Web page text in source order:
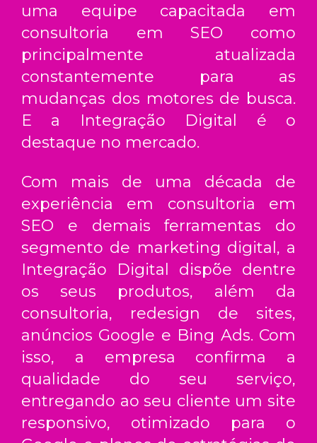
uma equipe capacitada em
consultoria em SEO como
principalmente atualizada
constantemente para as
mudanças dos motores de busca.
E a Integração Digital é o
destaque no mercado.
Com mais de uma década de
experiência em consultoria em
SEO e demais ferramentas do
segmento de marketing digital, a
Integração Digital dispõe dentre
os seus produtos, além da
consultoria, redesign de sites,
anúncios Google e Bing Ads. Com
isso, a empresa confirma a
qualidade do seu serviço,
entregando ao seu cliente um site
responsivo, otimizado para o